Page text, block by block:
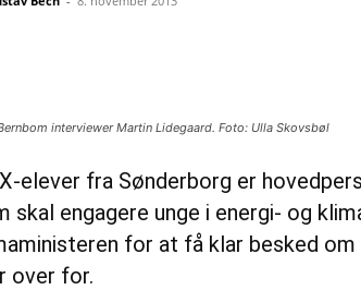
interviewer Martin Lidegaard. Foto: Ulla Skovsbøl
elever fra Sønderborg er
skal engagere unge i energi- og
for at få klar besked
over for.